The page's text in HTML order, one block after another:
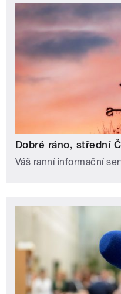
Dobré ráno, střední
Váš ranní informační